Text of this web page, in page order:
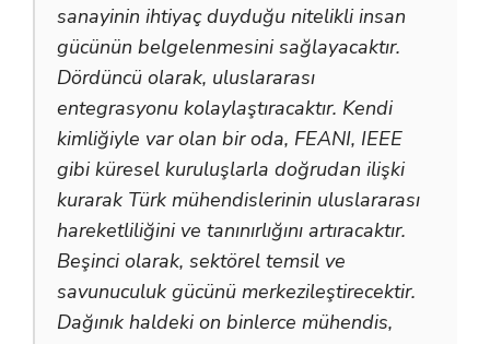
sanayinin ihtiyaç duyduğu nitelikli insan
gücünün belgelenmesini sağlayacaktır.
Dördüncü olarak, uluslararası
entegrasyonu kolaylaştıracaktır. Kendi
kimliğiyle var olan bir oda, FEANI, IEEE
gibi küresel kuruluşlarla doğrudan ilişki
kurarak Türk mühendislerinin uluslararası
hareketliliğini ve tanınırlığını artıracaktır.
Beşinci olarak, sektörel temsil ve
savunuculuk gücünü merkezileştirecektir.
Dağınık haldeki on binlerce mühendis,